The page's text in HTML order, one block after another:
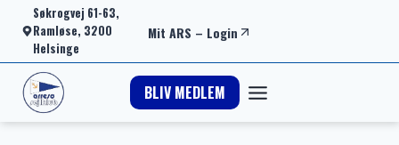
Fortsæt
indhold
Søkrogvej 61-63,
Ramløse, 3200
Helsinge
Mit ARS – Login
BLIV MEDLEM